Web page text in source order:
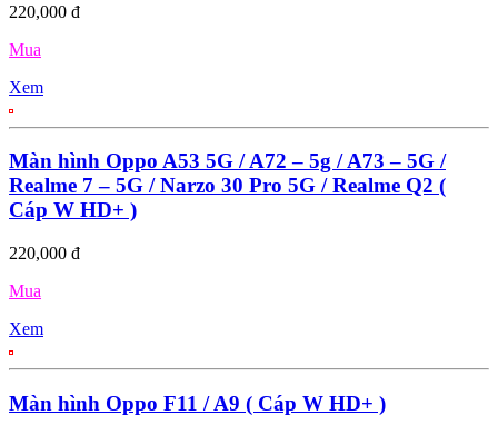
220,000 đ
Mua
Xem
Màn hình Oppo A53 5G / A72 – 5g / A73 – 5G /
Realme 7 – 5G / Narzo 30 Pro 5G / Realme Q2 (
Cáp W HD+ )
220,000 đ
Mua
Xem
Màn hình Oppo F11 / A9 ( Cáp W HD+ )